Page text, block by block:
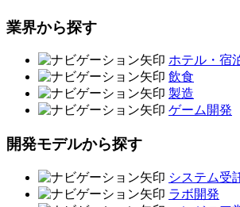
業界から探す
ホテル・宿
飲食
製造
ゲーム開発
開発モデルから探す
システム受
ラボ開発